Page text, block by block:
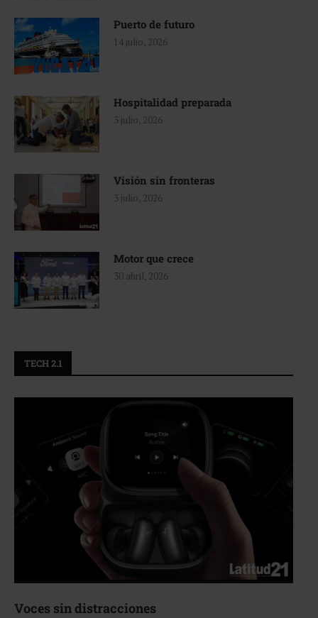
Puerto de futuro
14 julio, 2026
Hospitalidad preparada
3 julio, 2026
Visión sin fronteras
3 julio, 2026
Motor que crece
30 abril, 2026
TECH 2.1
Voces sin distracciones